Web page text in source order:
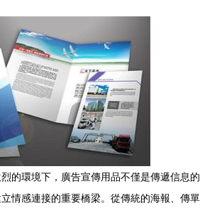
的環境下，廣告宣傳用品不僅是傳遞信息的
情感連接的重要橋梁。從傳統的海報、傳單